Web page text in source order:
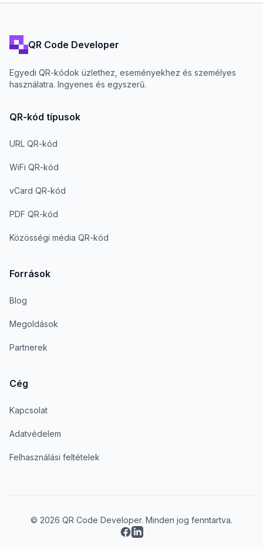
QR Code Developer
Egyedi QR-kódok üzlethez, eseményekhez és személyes
használatra. Ingyenes és egyszerű.
QR-kód típusok
URL QR-kód
WiFi QR-kód
vCard QR-kód
PDF QR-kód
Közösségi média QR-kód
Források
Blog
Megoldások
Partnerek
Cég
Kapcsolat
Adatvédelem
Felhasználási feltételek
© 2026 QR Code Developer. Minden jog fenntartva.